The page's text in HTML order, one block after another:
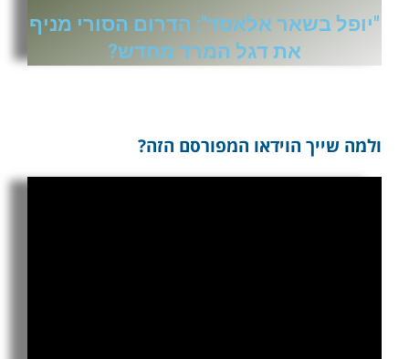
"יופל בשאר אלאסד": הדרום הסורי מניף
את דגל המרד מחדש?
ולמה שייך הוידאו המפורסם הזה?